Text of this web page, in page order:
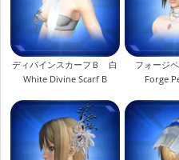
ディバインスカーフＢ 白
White Divine Scarf B
フォージ
Forge